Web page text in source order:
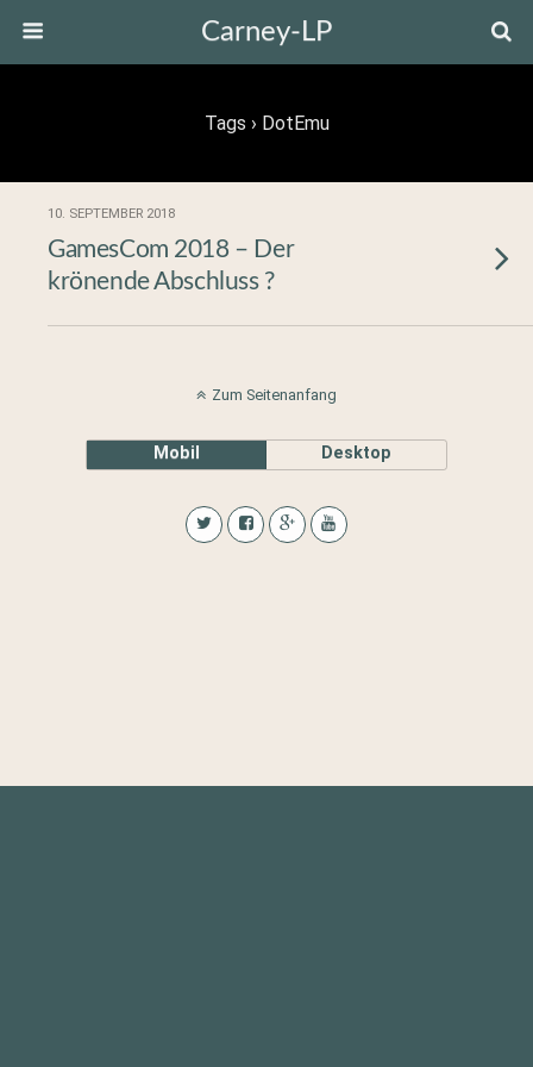
Carney-LP
Tags › DotEmu
10. SEPTEMBER 2018
GamesCom 2018 – Der
krönende Abschluss ?
Zum Seitenanfang
Mobil Desktop